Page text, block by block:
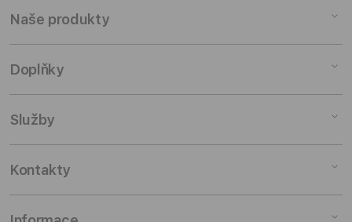
Naše produkty
iPhone
AirPods
Doplňky
Doplňky
Doplňky pro Mac
Doplňky pro iPhone
Doplňky pro AirPods
Služby
Pronájem
Slevy pro studenty
Kontakty
Odběr novinek